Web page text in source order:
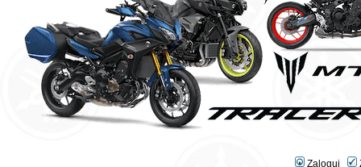
Zaloguj